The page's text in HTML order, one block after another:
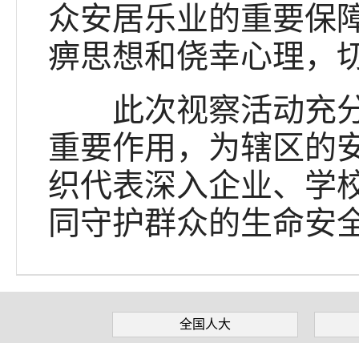
众安居乐业的重要保
痹思想和侥幸心理，
此次视察活动充分
重要作用，为辖区的
织代表深入企业、学
同守护群众的生命安
全国人大